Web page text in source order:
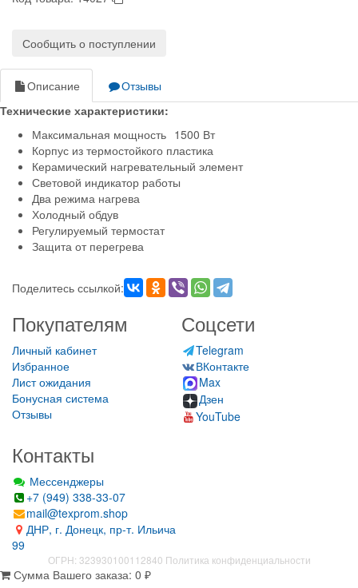
Сообщить о поступлении
Описание
Отзывы
Технические характеристики:
Максимальная мощность 1500 Вт
Корпус из термостойкого пластика
Керамический нагревательный элемент
Световой индикатор работы
Два режима нагрева
Холодный обдув
Регулируемый термостат
Защита от перегрева
Поделитесь ссылкой:
Покупателям
Личный кабинет
Избранное
Лист ожидания
Бонусная система
Отзывы
Соцсети
Telegram
ВКонтакте
Max
Дзен
YouTube
Контакты
Мессенджеры
+7 (949) 338-33-07
mail@texprom.shop
ДНР, г. Донецк, пр-т. Ильича
99
ОГРН: 323930100112840 Политика конфиденциальности
Сумма Вашего заказа: 0 ₽